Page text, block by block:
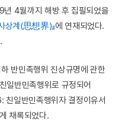
년 4월까지 해방 후 집필되었을
사상계(思想界)』에 연재되었다.
반민족행위 진상규명에 관한
일반민족행위로 규정되어
친일반민족행위자 결정이유서
채록되었다.